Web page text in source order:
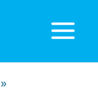
Main